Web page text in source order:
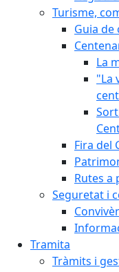
Turisme,
Guia de
La
"La
Fira del
Rutes a
Seguretat i
Tramita
Tràmits i